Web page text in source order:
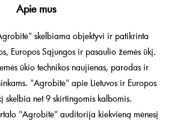
Apie mus
skelbiama objektyvi ir patikrinta
Europos Sąjungos ir pasaulio žemės ūkį.
ūkio technikos naujienas, parodas ir
"Agrobitė" apie Lietuvos ir Europos
skelbia net 9 skirtingomis kalbomis.
"Agrobitė" auditorija kiekvieną mėnesį